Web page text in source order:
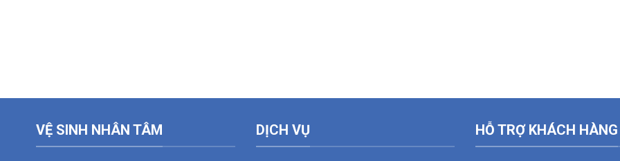
VỆ SINH NHÂN TÂM DỊCH VỤ HỖ TRỢ KHÁCH HÀNG